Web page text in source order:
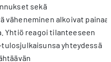
sekä
alkoivat painaa
Yhtiö reagoi tilanteeseen
yhteydessä